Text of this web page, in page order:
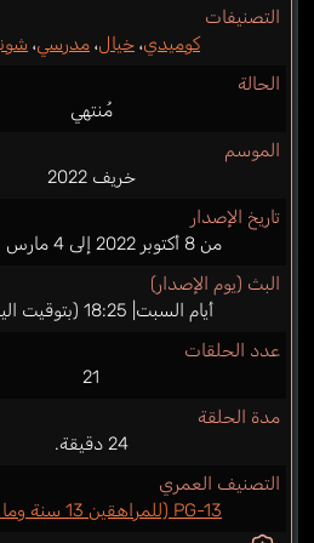
التصنيفات
كوميدي، خيال، مدرسي،
الحالة
مُنتهي
الموسم
خريف 2022
تاريخ الإصدار
من 8 أكتوبر 2022 إلى 4 مارس 2023
البث (يوم الإصدار)
أيام السبت| 18:25 (بتوقيت اليابان)
عدد الحلقات
21
مدة الحلقة
24 دقيقة.
التصنيف العمري
PG-13 (للمراهقين 13 سنة وما فوق)